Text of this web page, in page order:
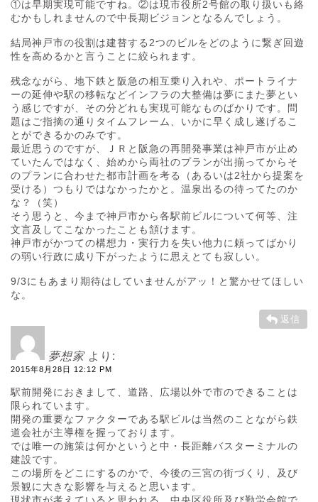
①は早期実現可能ですね。②は現市役所2号館の取り扱いも絡
むかもしれませんので中長期ビジョンとなるんでしょう。
結局神戸市の役割は建替する2つのビルをどのように繋ぎ回遊
性を高めるかと言うことに絞られます。
残念ながら、地下鉄と阪急の相互乗り入れや、ポートライナ
ーの延伸や駅の移転などインフラの大整備は夢にまた夢とい
う感じですが、その分どれも実現可能なものばかりです。問
題はご指摘の通りタイムフレーム、いかに早く成し遂げるこ
とができるかのみです。
最近思うのですが、ＪＲと阪急の再開発事業は神戸市が止め
ていたんではなく、始めから両社のプランが出揃ってからそ
のプランに合わせた都市計画を考る（あるいは2社から提案を
受ける）つもりではなかったかと。温泉出るの待ってたのか
な？（笑）
そう思うと、今まで神戸市から各駅前ビルについて何等、注
文言及してこなかったことも頷けます。
神戸市がかつての構想力・実行力を失い他力に頼ってばかり
の弱い行政に成り下がったように思えとても寂しい。
9/3にもあまり期待はしていませんがアッ！と驚かせてほしい
な。
返信
夢想家 より:
2015年8月28日 12:12 PM
駅前開発におきまして、道路、広場以外で市のできることは
限られています。
開発の重要なファクターである駅ビルは当然のことながら鉄
道会社が主導権を握っております。
では唯一の施策は何かというと中・長距離バスターミナルの
建設です。
この場所をどこにするのかで、今後の三宮の街づくり、及び
景観に大きな影響を与えると思います。
現状市が考えていると思われる、中央区役所及び勤労会館で